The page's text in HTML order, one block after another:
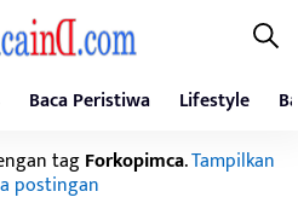
Baca Peristiwa Lifestyle
tagForkopimca.Tampilkan
postingan